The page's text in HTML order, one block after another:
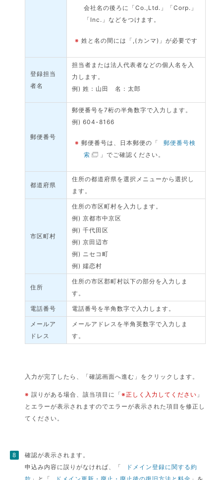
会社名の後ろに「Co.,Ltd.」「Corp.」
「Inc.」などをつけます。
※姓と名の間には「,(カンマ)」が必要です
登録担当
者名
担当者または法人代表者などの個人名を入
力します。
例) 姓：山田 名：太郎
郵便番号
郵便番号を7桁の半角数字で入力します。
例) 604-8166
※郵便番号は、日本郵便の「
郵便番号検
索
」でご確認ください。
都道府県
住所の都道府県を選択メニューから選択し
ます。
市区町村
住所の市区町村を入力します。
例) 京都市中京区
例) 千代田区
例) 京田辺市
例) ニセコ町
例) 嬬恋村
住所
住所の市区郡町村以下の部分を入力しま
す。
電話番号 電話番号を半角数字で入力します。
メールア
ドレス
メールアドレスを半角英数字で入力しま
す。
入力が完了したら、「確認画面へ進む」をクリックします。
※誤りがある場合、該当項目に「※正しく入力してください 」
とエラーが表示されますのでエラーが表示された項目を修正し
てください。
確認が表示されます。
申込み内容に誤りがなければ、「
ドメイン登録に関する約